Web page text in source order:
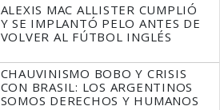
ALEXIS MAC ALLISTER CUMPLIÓ
Y SE IMPLANTÓ PELO ANTES DE
VOLVER AL FÚTBOL INGLÉS
CHAUVINISMO BOBO Y CRISIS
CON BRASIL: LOS ARGENTINOS
SOMOS DERECHOS Y HUMANOS